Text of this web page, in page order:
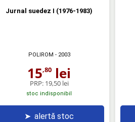
Jurnal suedez I (1976-1983)
POLIROM - 2003
15,80 lei
PRP: 19,50 lei
stoc indisponibil
➤ alertă stoc